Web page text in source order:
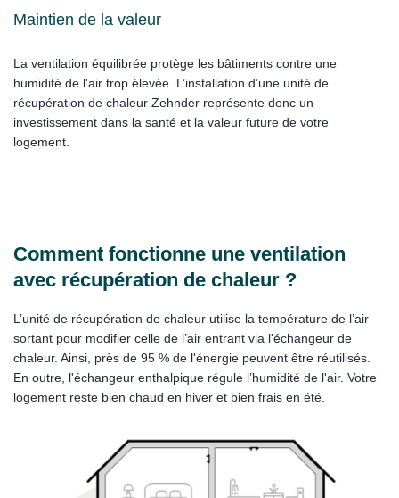
Maintien de la valeur
La ventilation équilibrée protège les bâtiments contre une
humidité de l'air trop élevée. L’installation d’une unité de
récupération de chaleur Zehnder représente donc un
investissement dans la santé et la valeur future de votre
logement.
Comment fonctionne une ventilation
avec récupération de chaleur ?
L’unité de récupération de chaleur utilise la température de l’air
sortant pour modifier celle de l’air entrant via l'échangeur de
chaleur. Ainsi, près de 95 % de l'énergie peuvent être réutilisés.
En outre, l'échangeur enthalpique régule l’humidité de l'air. Votre
logement reste bien chaud en hiver et bien frais en été.